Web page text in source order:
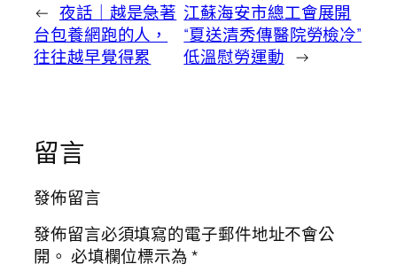
← 夜話｜越是急著
台包養網跑的人，
往往越早覺得累
江蘇海安市總工會展開
“夏送清秀傳醫院勞檢冷”
低溫慰勞運動 →
留言
發佈留言
發佈留言必須填寫的電子郵件地址不會公
開。 必填欄位標示為*